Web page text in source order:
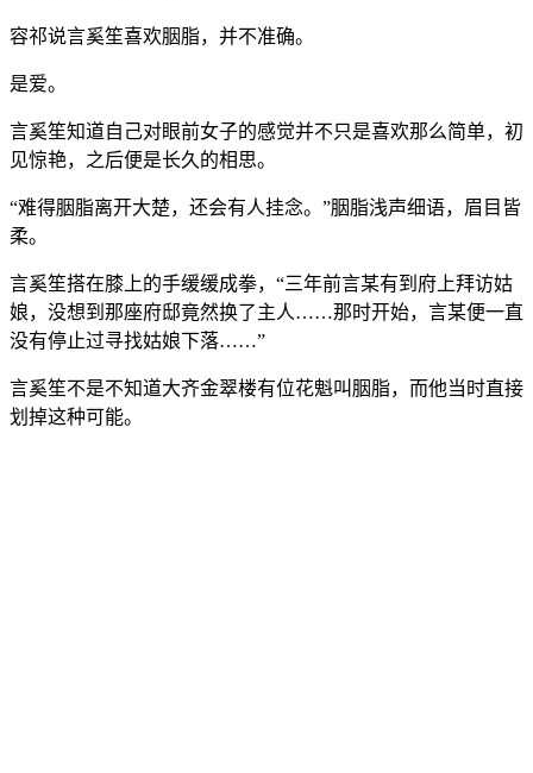
容祁说言奚笙喜欢胭脂，并不准确。
是爱。
言奚笙知道自己对眼前女子的感觉并不只是喜欢那么简单，初
见惊艳，之后便是长久的相思。
“难得胭脂离开大楚，还会有人挂念。”胭脂浅声细语，眉目皆
柔。
言奚笙搭在膝上的手缓缓成拳，“三年前言某有到府上拜访姑
娘，没想到那座府邸竟然换了主人……那时开始，言某便一直
没有停止过寻找姑娘下落……”
言奚笙不是不知道大齐金翠楼有位花魁叫胭脂，而他当时直接
划掉这种可能。